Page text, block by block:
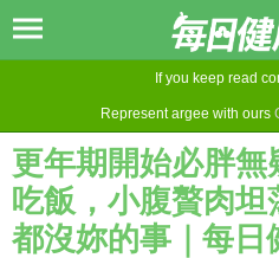
If you keep read
Represent argee with ours
更年期開始必胖
吃飯，小腹贅肉
都沒妳的事｜每